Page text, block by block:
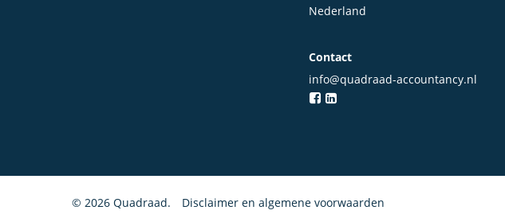
Nederland
Contact
info@quadraad-accountancy.nl
© 2026 Quadraad. Disclaimer en algemene voorwaarden